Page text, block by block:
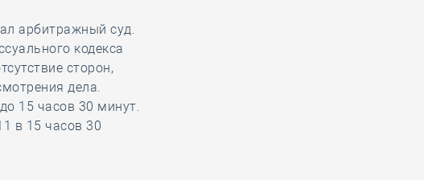
арбитражный суд.
кодекса
сторон,
дела.
15 часов 30 минут.
в 15 часов 30